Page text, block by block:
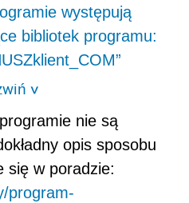
występują
bibliotek programu:
>
nie są
opis sposobu
się w poradzie:
program-